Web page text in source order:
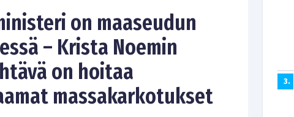
on maaseudun
– Krista Noemin
on hoitaa
massakarkotukset
3.